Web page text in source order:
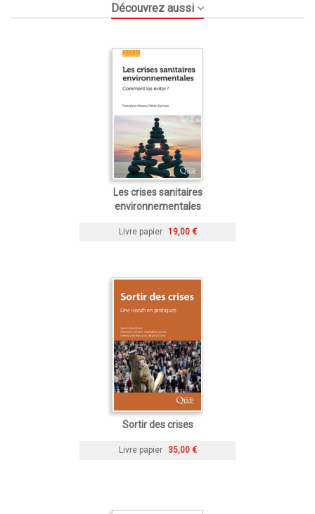
Découvrez aussi
Les crises sanitaires
environnementales
Livre papier 19,00 €
Sortir des crises
Livre papier 35,00 €